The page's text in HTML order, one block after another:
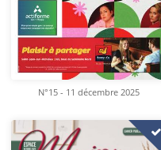
N°15 - 11 décembre 2025